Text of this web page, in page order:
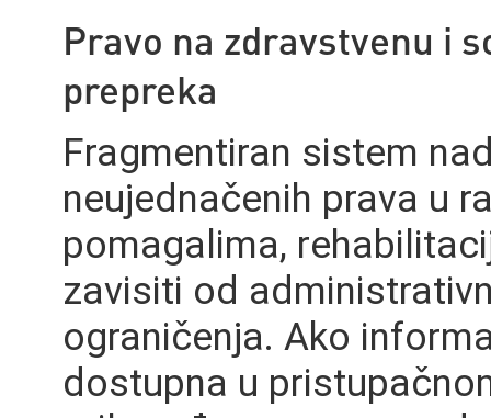
Pravo na zdravstvenu i
prepreka
Fragmentiran sistem
neujednačenih prava u
pomagalima,
zavisiti od
ograničenja. Ako
dostupna u